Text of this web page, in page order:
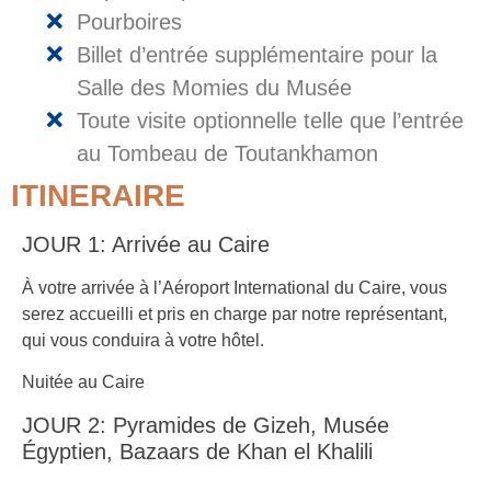
Pourboires
Billet d’entrée supplémentaire pour la
Salle des Momies du Musée
Toute visite optionnelle telle que l’entrée
au Tombeau de Toutankhamon
ITINERAIRE
JOUR 1: Arrivée au Caire
À votre arrivée à l’Aéroport International du Caire, vous
serez accueilli et pris en charge par notre représentant,
qui vous conduira à votre hôtel.
Nuitée au Caire
JOUR 2: Pyramides de Gizeh, Musée
Égyptien, Bazaars de Khan el Khalili